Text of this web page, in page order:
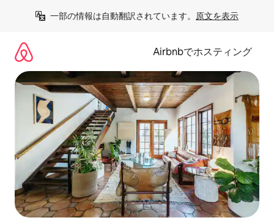
一部の情報は自動翻訳されています。 原文を表示
Airbnbでホスティング